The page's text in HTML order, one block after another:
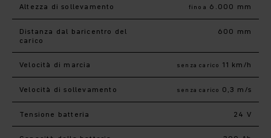
Altezza di sollevamento fino a 6.000 mm
Distanza dal baricentro del
carico
600 mm
Velocità di marcia senza carico 11 km/h
Velocità di sollevamento senza carico 0,3 m/s
Tensione batteria 24 V